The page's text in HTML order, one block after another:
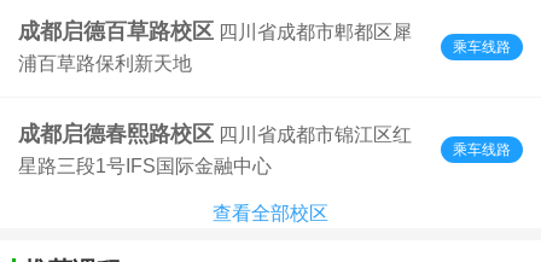
成都启德百草路校区 四川省成都市郫都区犀
浦百草路保利新天地
乘车线路
成都启德春熙路校区 四川省成都市锦江区红
星路三段1号IFS国际金融中心
乘车线路
查看全部校区